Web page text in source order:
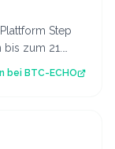
Step
bis zum 21.
bei BTC-ECHO